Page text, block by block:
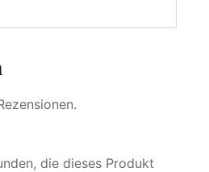
die dieses Produkt